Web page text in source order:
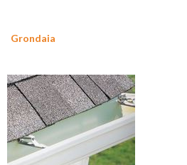
Grondaia